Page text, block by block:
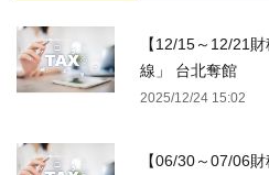
【12/15～12/21
線」 台北奪館
2025/12/24 15:02
【06/30～07/06